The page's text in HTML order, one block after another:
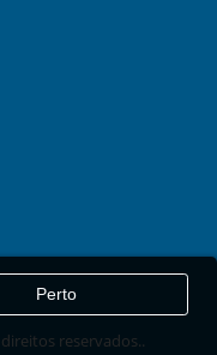
reservados..
Perto